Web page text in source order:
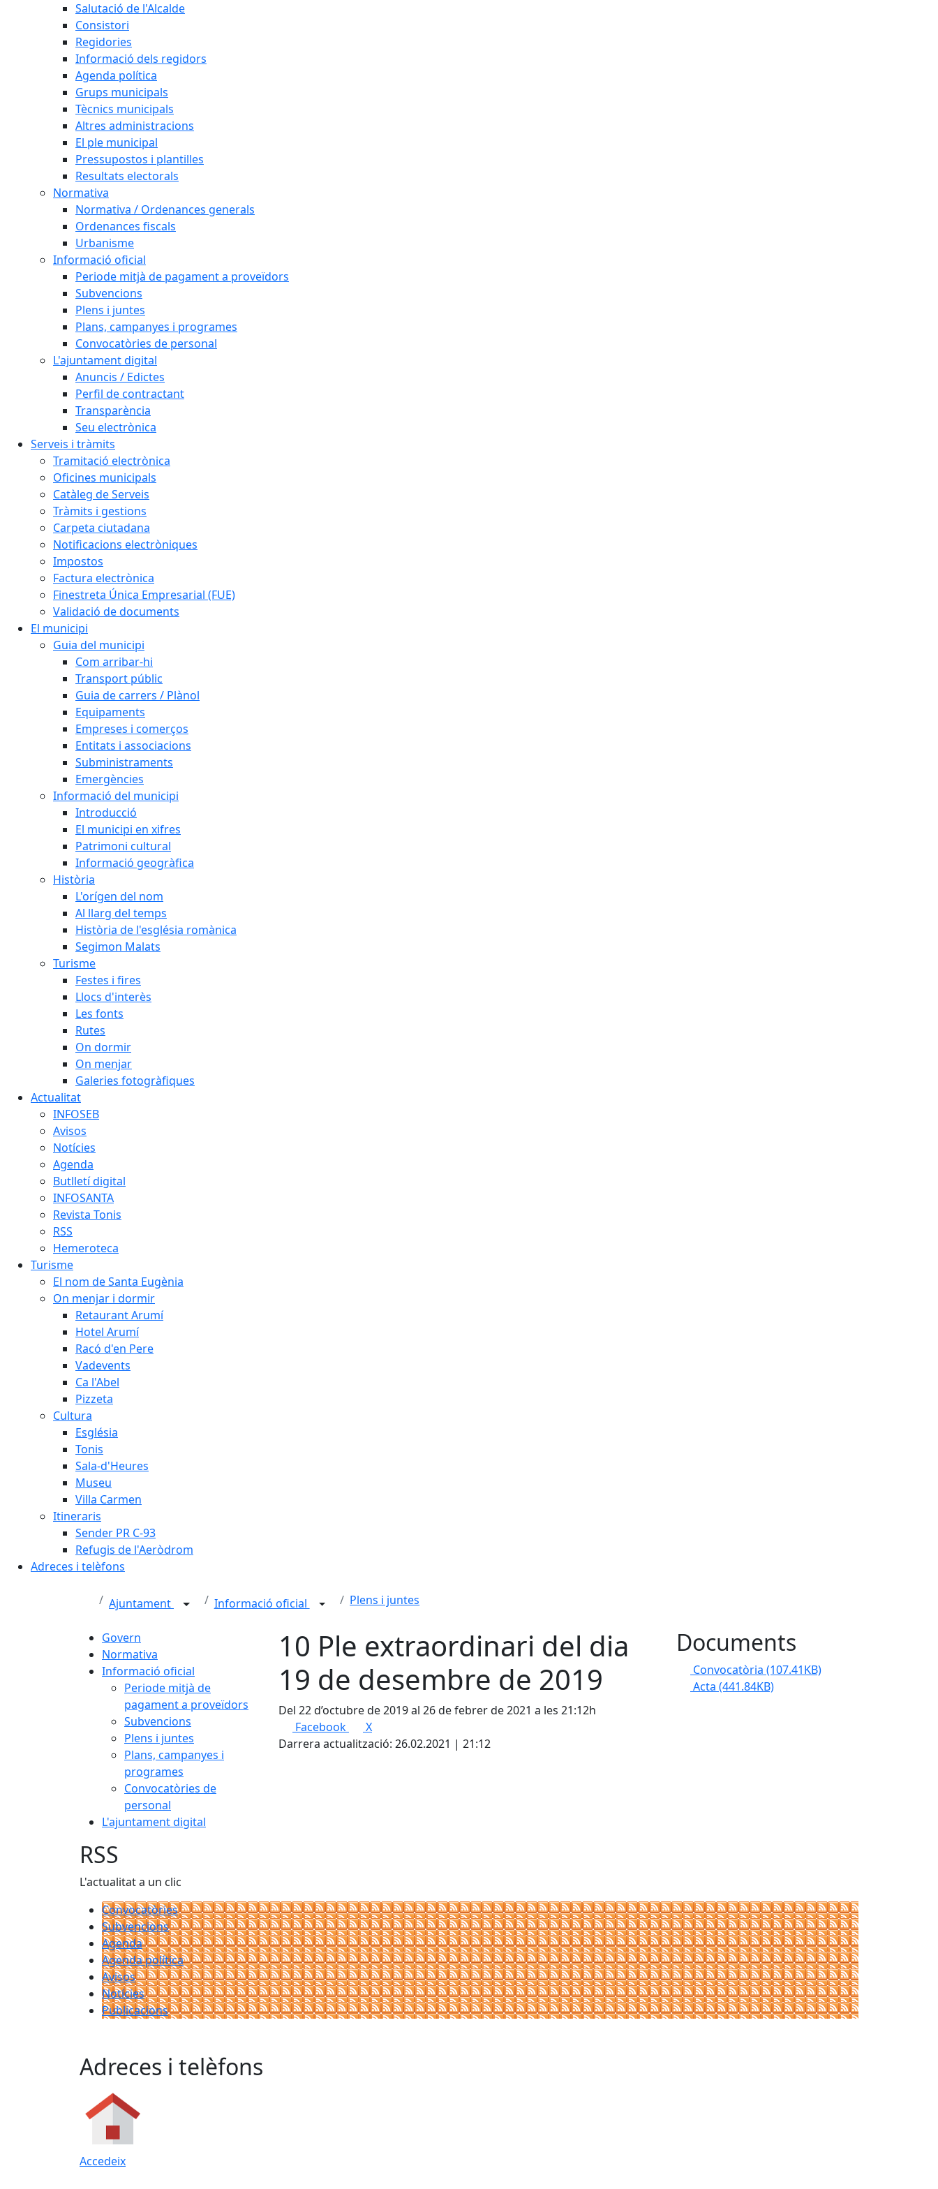
Salutació de l'Alcalde
Consistori
Regidories
Informació dels regidors
Agenda política
Grups municipals
Tècnics municipals
Altres administracions
El ple municipal
Pressupostos i plantilles
Resultats electorals
Normativa
Normativa / Ordenances generals
Ordenances fiscals
Urbanisme
Informació oficial
Periode mitjà de pagament a proveïdors
Subvencions
Plens i juntes
Plans, campanyes i programes
Convocatòries de personal
L'ajuntament digital
Anuncis / Edictes
Perfil de contractant
Transparència
Seu electrònica
Serveis i tràmits
Tramitació electrònica
Oficines municipals
Catàleg de Serveis
Tràmits i gestions
Carpeta ciutadana
Notificacions electròniques
Impostos
Factura electrònica
Finestreta Única Empresarial (FUE)
Validació de documents
El municipi
Guia del municipi
Com arribar-hi
Transport públic
Guia de carrers / Plànol
Equipaments
Empreses i comerços
Entitats i associacions
Subministraments
Emergències
Informació del municipi
Introducció
El municipi en xifres
Patrimoni cultural
Informació geogràfica
Història
L'orígen del nom
Al llarg del temps
Història de l'església romànica
Segimon Malats
Turisme
Festes i fires
Llocs d'interès
Les fonts
Rutes
On dormir
On menjar
Galeries fotogràfiques
Actualitat
INFOSEB
Avisos
Notícies
Agenda
Butlletí digital
INFOSANTA
Revista Tonis
RSS
Hemeroteca
Turisme
El nom de Santa Eugènia
On menjar i dormir
Retaurant Arumí
Hotel Arumí
Racó d'en Pere
Vadevents
Ca l'Abel
Pizzeta
Cultura
Església
Tonis
Sala-d'Heures
Museu
Villa Carmen
Itineraris
Sender PR C-93
Refugis de l'Aeròdrom
Adreces i telèfons
Ajuntament Informació oficial Plens i juntes
Govern
Normativa
Informació oficial
Periode mitjà de
pagament a proveïdors
Subvencions
Plens i juntes
Plans, campanyes i
programes
Convocatòries de
personal
L'ajuntament digital
10 Ple extraordinari del dia
19 de desembre de 2019
Del 22 d’octubre de 2019 al 26 de febrer de 2021 a les 21:12h
Facebook
X
Darrera actualització: 26.02.2021 | 21:12
Documents
Convocatòria (107.41KB)
Acta (441.84KB)
RSS
L'actualitat a un clic
Convocatòries
Subvencions
Agenda
Agenda política
Avisos
Notícies
Publicacions
Adreces i telèfons
Accedeix